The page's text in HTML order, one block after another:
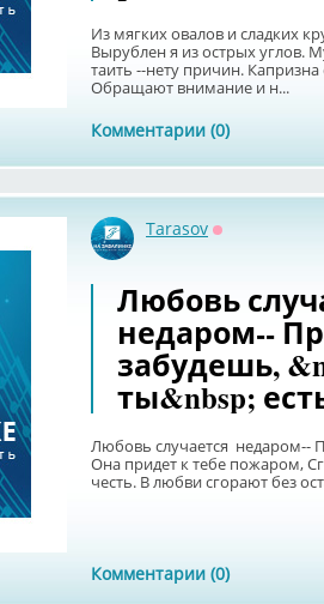
Из мягких овалов и сладких
Вырублен я из острых углов.
таить --нету причин.
Обращают внимание и н...
Комментарии (0)
Tarasov
Любовь
недаром--
забудешь,
ты&nbsp;
Любовь случается недаром--
Она придет к тебе пожаром,
честь. В любви сгорают без
Комментарии (0)